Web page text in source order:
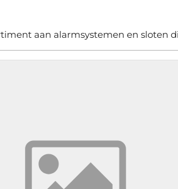
aan alarmsystemen en sloten